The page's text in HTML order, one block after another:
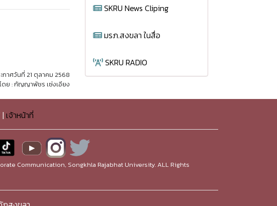
กาศวันที่ 21 ตุลาคม 2568
ดย : กัญญาพัชร เซ่งเอียง
SKRU News Cliping
มรภ.สงขลา ในสื่อ
SKRU RADIO
| เจ้าหน้าที่
Communication, Songkhla Rajabhat University. ALL Rights